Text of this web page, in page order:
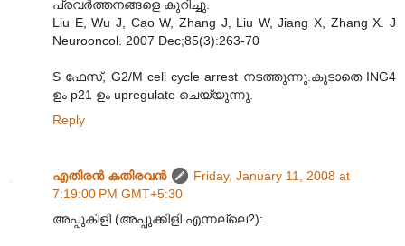
പ്രവര്‍ത്തനങ്ങളെ കുറിച്ചു.
Liu E, Wu J, Cao W, Zhang J, Liu W, Jiang X, Zhang X. J
Neurooncol. 2007 Dec;85(3):263-70
S ഫേസ്, G2/M cell cycle arrest നടത്തുന്നു.കുടാതെ ING4
ഉം p21 ഉം upregulate ചെയ്യുന്നു.
Reply
എതിരന്‍ കതിരവന്‍
Friday, January 11, 2008 at
7:19:00 PM GMT+5:30
അപ്പുകിളി (അപ്പുക്കിളി എന്നല്ലെ?):